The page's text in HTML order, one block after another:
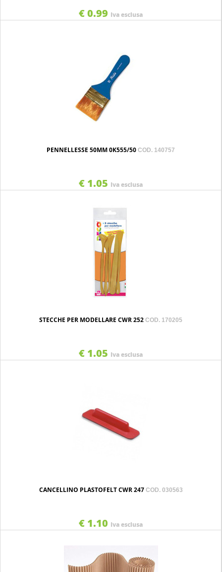
€ 0.99 Iva esclusa
PENNELLESSE 50MM 0K555/50 COD. 140757
€ 1.05 Iva esclusa
STECCHE PER MODELLARE CWR 252 COD. 170205
€ 1.05 Iva esclusa
CANCELLINO PLASTOFELT CWR 247 COD. 030563
€ 1.10 Iva esclusa